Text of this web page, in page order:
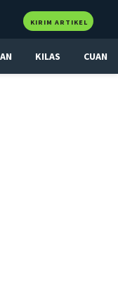
KIRIM ARTIKEL
KILAS CUAN